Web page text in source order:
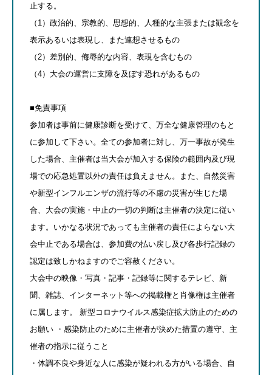
止する。
（1）政治的、宗教的、思想的、人種的な主張または観念を
表示あるいは表現し、また連想させるもの
（2）差別的、侮辱的な内容、表現を含むもの
（4）大会の運営に支障を及ぼす恐れがあるもの
■免責事項
参加者は事前に健康診断を受けて、万全な健康管理のもと
に参加して下さい。全ての参加者に対し、万一事故が発生
した場合、主催者は当大会が加入する保険の範囲内及び現
場での応急処置以外の責任は負えません。また、自然災害
や新型インフルエンザの流行等の不慮の災害が生じた場
合、大会の実施・中止の一切の判断は主催者の決定に従い
ます。いかなる状況であっても主催者の責任によらない大
会中止である場合は、参加費の払い戻し及び各歩行記録の
認定は致しかねますのでご容赦ください。
大会中の映像・写真・記事・記録等に関するテレビ、新
聞、雑誌、インターネット等への掲載権と肖像権は主催者
に属します。 新型コロナウイルス感染症拡大防止のための
お願い ・感染防止のために主催者が決めた措置の遵守、主
催者の指示に従うこと
・体調不良や身近な人に感染が疑われる方がいる場合、自